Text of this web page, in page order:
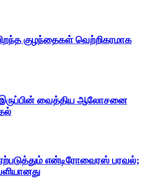
குழந்தைகள் வெற்றிகரமாக
வைத்திய ஆலோசனை
என்டிரோவைரஸ் பரவல்;